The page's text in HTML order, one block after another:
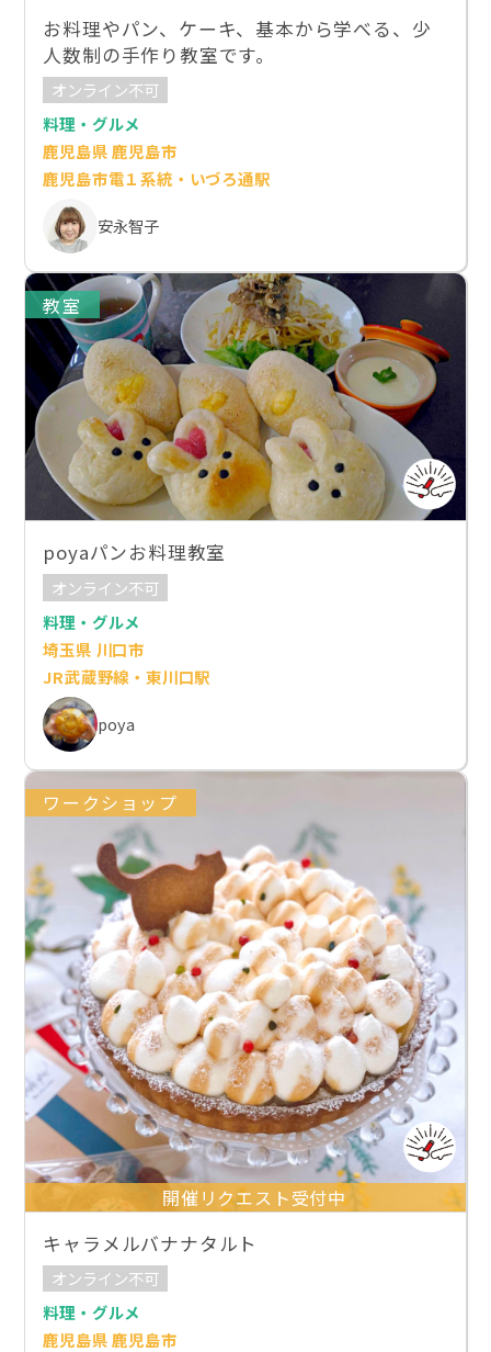
お料理やパン、ケーキ、基本から学べる、少
人数制の手作り教室です。
オンライン不可
料理・グルメ
鹿児島県 鹿児島市
鹿児島市電１系統・いづろ通駅
安永智子
教室
poyaパンお料理教室
オンライン不可
料理・グルメ
埼玉県 川口市
JR武蔵野線・東川口駅
poya
ワークショップ
開催リクエスト受付中
キャラメルバナナタルト
オンライン不可
料理・グルメ
鹿児島県 鹿児島市